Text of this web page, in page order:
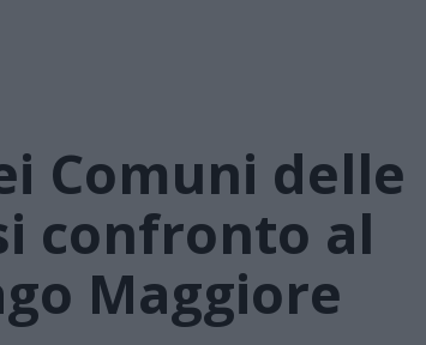
Comuni delle
confronto al
Maggiore